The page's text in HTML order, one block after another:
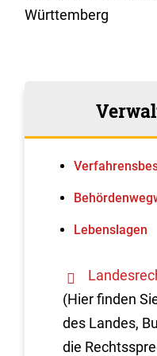
Württemberg
Lebenslagen
(Hier finden
des Landes,
die